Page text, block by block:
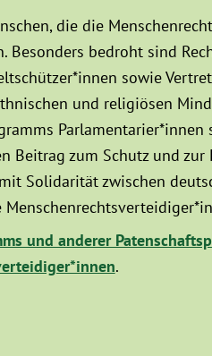
die die
Besonders bedroht sind
sowie
und religiösen
Beitrag zum Schutz und
Solidarität zwischen
und anderer
.